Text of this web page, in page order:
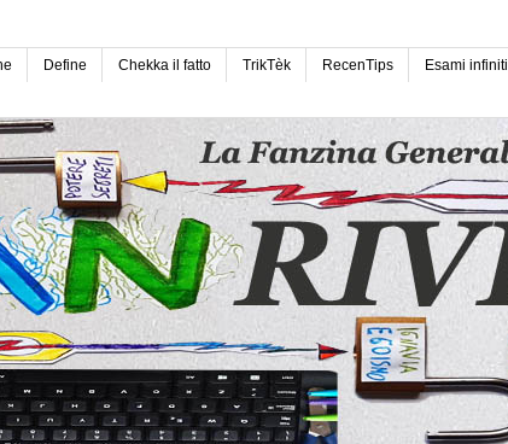
Define Chekka il fatto TrikTèk RecenTips Esami infiniti